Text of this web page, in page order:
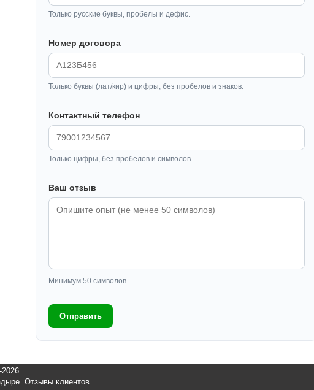
Только русские буквы, пробелы и дефис.
Номер договора
Только буквы (лат/кир) и цифры, без пробелов и знаков.
Контактный телефон
Только цифры, без пробелов и символов.
Ваш отзыв
Минимум 50 символов.
Отправить
Отзывы клиентов